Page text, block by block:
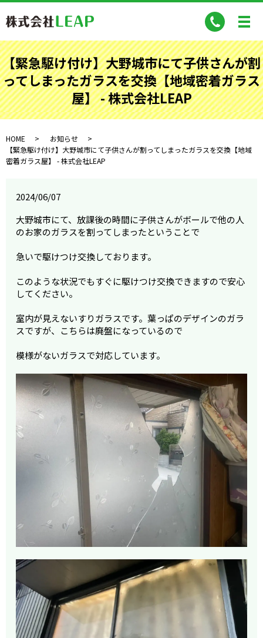
【緊急駆け付け】大野城市にて子供さんが割
ってしまったガラスを交換【地域密着ガラス
屋】 - 株式会社LEAP
HOME
お知らせ
【緊急駆け付け】大野城市にて子供さんが割ってしまったガラスを交換【地域
密着ガラス屋】 - 株式会社LEAP
2024/06/07
大野城市にて、放課後の時間に子供さんがボールで他の人
のお家のガラスを割ってしまったということで
急いで駆けつけ交換しております。
このような状況でもすぐに駆けつけ交換できますので安心
してください。
室内が見えないすりガラスです。葉っぱのデザインのガラ
スですが、こちらは廃盤になっているので
模様がないガラスで対応しています。